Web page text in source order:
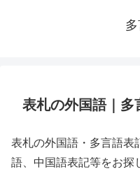
表札の外国語｜多
表札の外国語・多言語表
語、中国語表記等をお探